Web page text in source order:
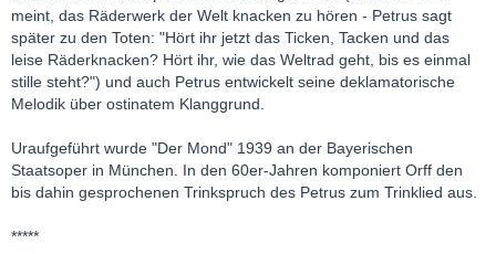
meint, das Räderwerk der Welt knacken zu hören - Petrus sagt
später zu den Toten: "Hört ihr jetzt das Ticken, Tacken und das
leise Räderknacken? Hört ihr, wie das Weltrad geht, bis es einmal
stille steht?") und auch Petrus entwickelt seine deklamatorische
Melodik über ostinatem Klanggrund.
Uraufgeführt wurde "Der Mond" 1939 an der Bayerischen
Staatsoper in München. In den 60er-Jahren komponiert Orff den
bis dahin gesprochenen Trinkspruch des Petrus zum Trinklied aus.
*****